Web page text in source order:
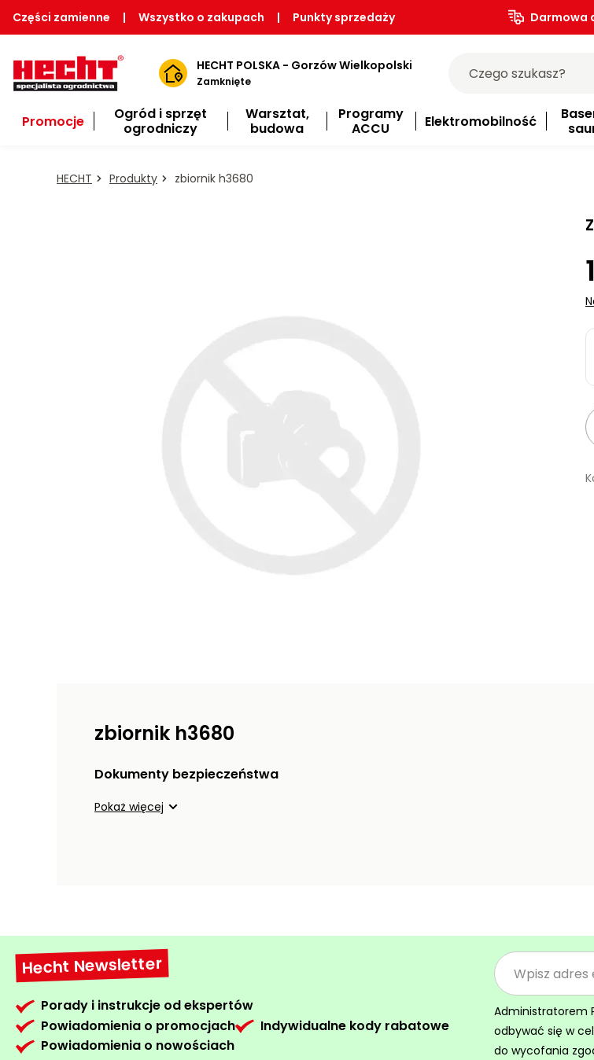
Części zamienne | Wszystko o zakupach | Punkty sprzedaży Darmowa
HECHT POLSKA - Gorzów Wielkopolski
Zamknięte
Promocje
Ogród i sprzęt
ogrodniczy
Warsztat,
budowa
Programy
ACCU
Elektromobilność
HECHT Produkty zbiornik h3680
zbiornik h3680
Dokumenty bezpieczeństwa
Pokaż więcej
Hecht Newsletter
Porady i instrukcje od ekspertów
Powiadomienia o promocjach
Indywidualne kody rabatowe
Powiadomienia o nowościach
Administratorem
odbywać się w
do wycofania